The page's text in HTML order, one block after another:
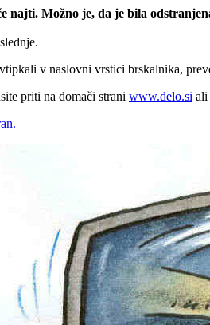
najti. Možno je, da je bila
v naslovni vrstici brskalnika,
priti na domači strani www.delo.si ali